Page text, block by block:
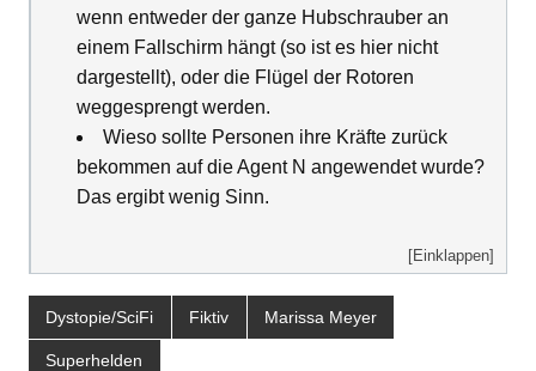
wenn entweder der ganze Hubschrauber an
einem Fallschirm hängt (so ist es hier nicht
dargestellt), oder die Flügel der Rotoren
weggesprengt werden.
Wieso sollte Personen ihre Kräfte zurück
bekommen auf die Agent N angewendet wurde?
Das ergibt wenig Sinn.
[Einklappen]
Dystopie/SciFi Fiktiv Marissa Meyer
Superhelden